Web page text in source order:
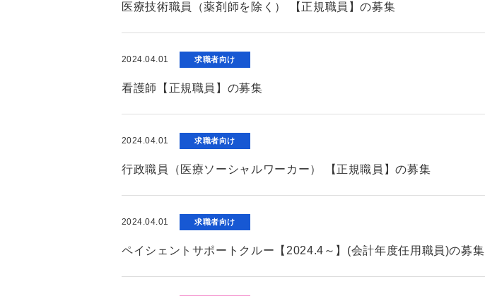
医療技術職員（薬剤師を除く） 【正規職員】の募集
2024.04.01 求職者向け
看護師【正規職員】の募集
2024.04.01 求職者向け
行政職員（医療ソーシャルワーカー） 【正規職員】の募集
2024.04.01 求職者向け
ペイシェントサポートクルー【2024.4～】(会計年度任用職員)の募集